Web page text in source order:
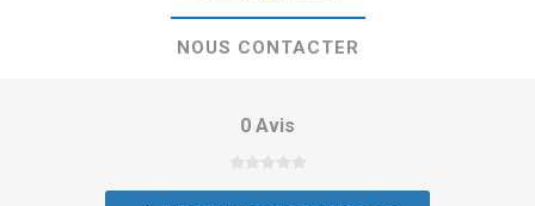
NOUS CONTACTER
0 Avis